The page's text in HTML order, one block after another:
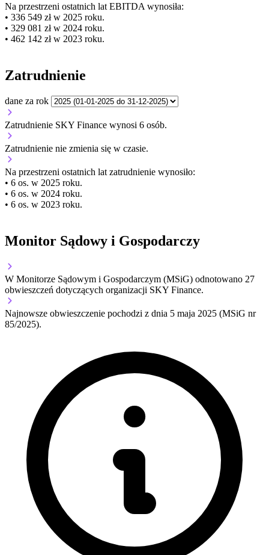
Na przestrzeni ostatnich lat EBITDA wynosiła:
• 336 549 zł w 2025 roku.
• 329 081 zł w 2024 roku.
• 462 142 zł w 2023 roku.
Zatrudnienie
dane za rok
Zatrudnienie SKY Finance wynosi 6 osób.
Zatrudnienie nie zmienia się w czasie.
Na przestrzeni ostatnich lat zatrudnienie wynosiło:
• 6 os. w 2025 roku.
• 6 os. w 2024 roku.
• 6 os. w 2023 roku.
Monitor Sądowy i Gospodarczy
W Monitorze Sądowym i Gospodarczym (MSiG) odnotowano 27
obwieszczeń dotyczących organizacji SKY Finance.
Najnowsze obwieszczenie pochodzi z dnia 5 maja 2025 (MSiG nr
85/2025).